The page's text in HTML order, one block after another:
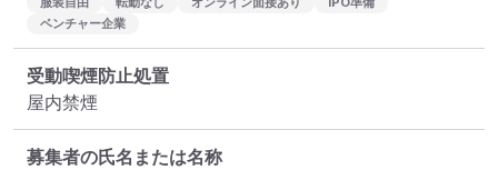
ベンチャー企業
受動喫煙防止処置
屋内禁煙
募集者の氏名または名称